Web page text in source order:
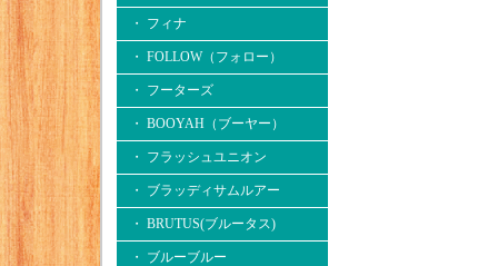
・ フィナ
・ FOLLOW（フォロー）
・ フーターズ
・ BOOYAH（ブーヤー）
・ フラッシュユニオン
・ ブラッディサムルアー
・ BRUTUS(ブルータス)
・ ブルーブルー